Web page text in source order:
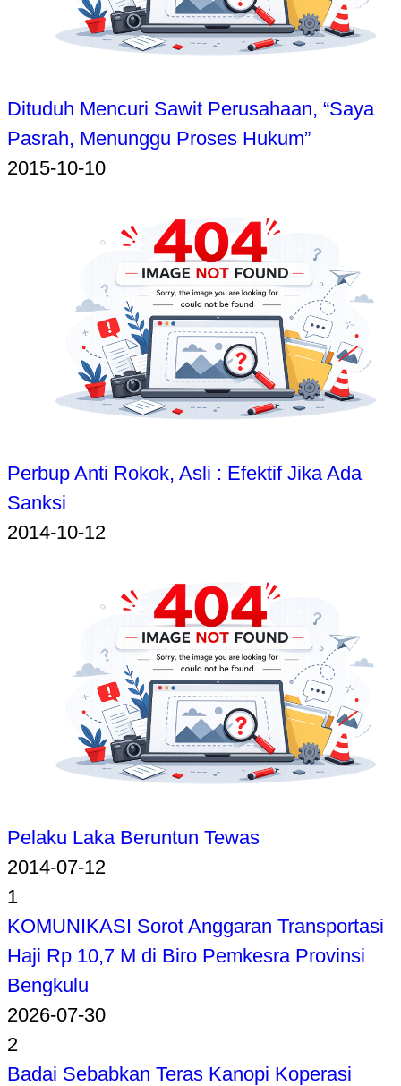
Dituduh Mencuri Sawit Perusahaan, “Saya
Pasrah, Menunggu Proses Hukum”
2015-10-10
Perbup Anti Rokok, Asli : Efektif Jika Ada
Sanksi
2014-10-12
Pelaku Laka Beruntun Tewas
2014-07-12
1
KOMUNIKASI Sorot Anggaran Transportasi
Haji Rp 10,7 M di Biro Pemkesra Provinsi
Bengkulu
2026-07-30
2
Badai Sebabkan Teras Kanopi Koperasi